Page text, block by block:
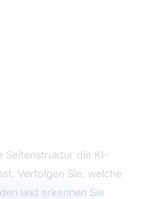
Seitenstruktur die KI-
Verfolgen Sie, welche
und erkennen Sie